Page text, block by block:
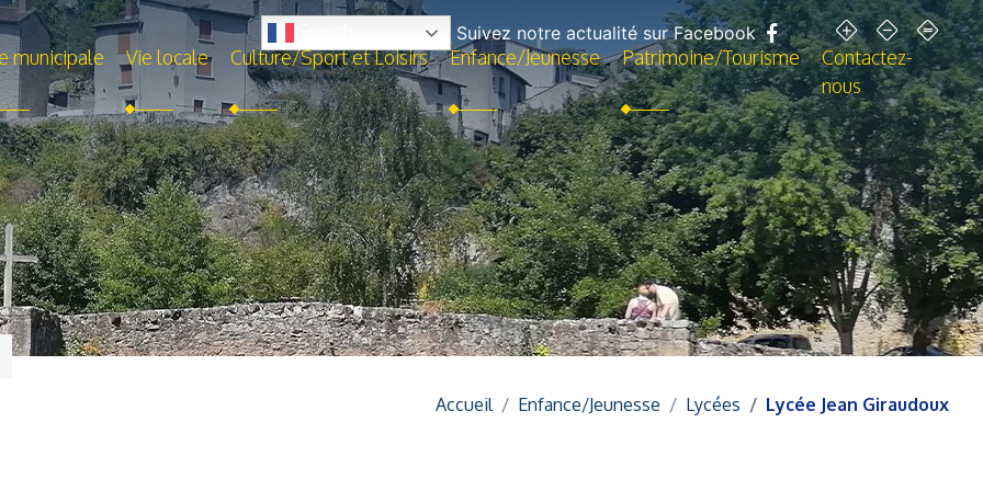
municipale Vie locale Culture/Sport et Loisirs Enfance/Jeunesse Patrimoine/Tourisme
Contactez-
nous
Suivez notre actualité sur Facebook Enlarge the
Shrink
Accueil Enfance/Jeunesse Lycées Lycée Jean Giraudoux